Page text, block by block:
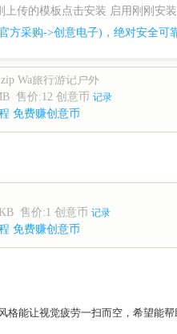
上传的模板点击安装 启用刚刚安
方采购->创意电子)，绝对安全可
Wa旅行游记户外
售价:12 创意币 记录
免费赚创意币
售价:1 创意币 记录
免费赚创意币
格能让视觉疲劳一扫而空，希望能